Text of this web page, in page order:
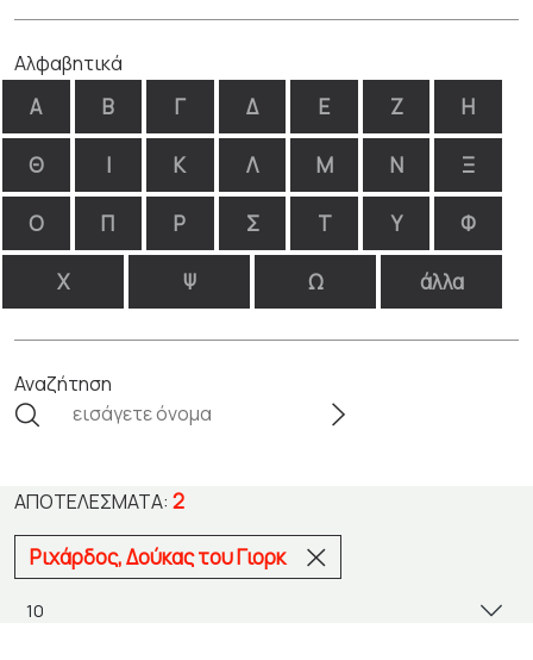
Αλφαβητικά
Α Β Γ Δ Ε Ζ Η
Θ Ι Κ Λ Μ Ν Ξ
Ο Π Ρ Σ Τ Υ Φ
Χ Ψ Ω άλλα
Αναζήτηση
ΑΠΟΤΕΛΈΣΜΑΤΑ: 2
Ριχάρδος, Δούκας του Γιορκ